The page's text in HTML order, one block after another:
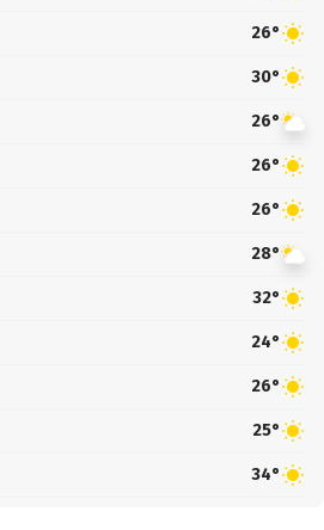
26°
30°
26°
26°
26°
28°
32°
24°
26°
25°
34°